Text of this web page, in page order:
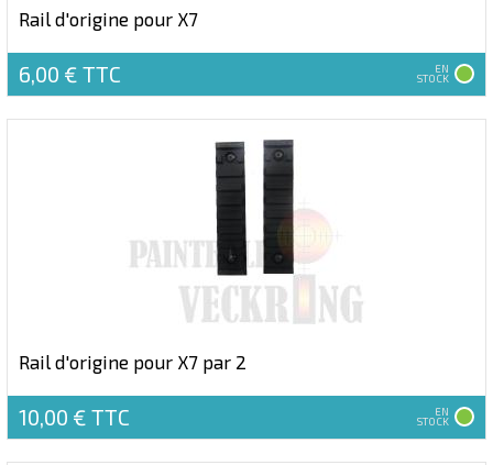
Rail d'origine pour X7
6,00 € TTC EN
STOCK
Rail d'origine pour X7 par 2
10,00 € TTC EN
STOCK